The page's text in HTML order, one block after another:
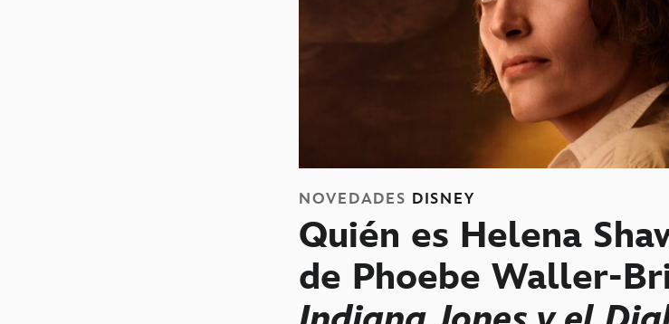
NOVEDADES DISNEY
Quién es Helena
de Phoebe Waller-